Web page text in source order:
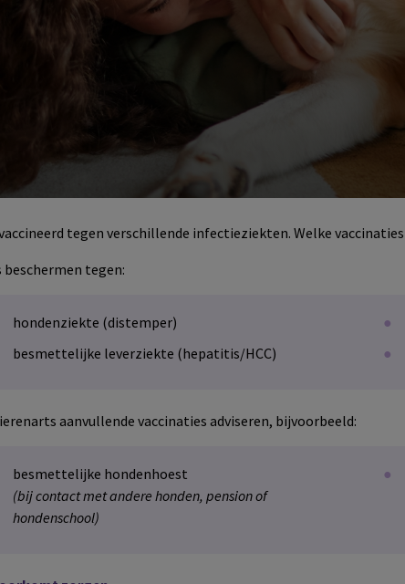
tegen verschillende infectieziekten. Welke
beschermen tegen:
hondenziekte (distemper)
besmettelijke leverziekte (hepatitis/HCC)
aanvullende vaccinaties adviseren, bijvoorbeeld:
besmettelijke hondenhoest
(bij contact met andere honden, pension of
hondenschool)